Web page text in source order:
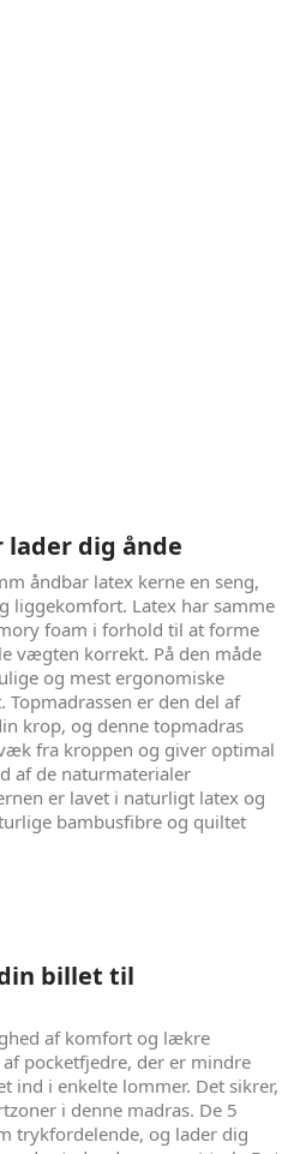
lader dig ånde
åndbar latex kerne en seng,
liggekomfort. Latex har samme
foam i forhold til at forme
vægten korrekt. På den måde
og mest ergonomiske
er den del af
krop, og denne topmadras
fra kroppen og giver optimal
af de naturmaterialer
er lavet i naturligt latex og
bambusfibre og quiltet
billet til
af komfort og lækre
af pocketfjedre, der er mindre
ind i enkelte lommer. Det sikrer,
i denne madras. De 5
trykfordelende, og lader dig